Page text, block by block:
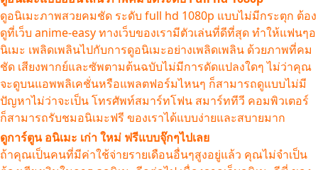
ดูอนิเมะภาพสวยคมชัด ระดับ full hd 1080p แบบไม่มีกระตุก ต้อง
ดูที่เว็บ anime-easy ทางเว็บของเรามีตัวเล่นที่ดีที่สุด ทำให้แฟนๆอ
นิเมะ เพลิดเพลินไปกับการดูอนิเมะอย่างเพลิดเพลิน ด้วยภาพที่คม
ชัด เสียงพากย์และซัพตามต้นฉบับไม่มีการดัดแปลงใดๆ ไม่ว่าคุณ
จะดูบนแอพพลิเคชั่นหรือแพลตฟอร์มไหนๆ ก็สามารถดูแบบไม่มี
ปัญหาไม่ว่าจะเป็น โทรศัพท์สมาร์ทโฟน สมาร์ททีวี คอมพิวเตอร์
ก็สามารถรับชมอนิเมะฟรี ของเราได้แบบง่ายและสบายมาก
ดูการ์ตูน อนิเมะ เก่า ใหม่ ฟรีแบบจุ๊กๆไปเลย
ถ้าคุณเป็นคนที่มีค่าใช้จ่ายรายเดือนอื่นๆสูงอยู่แล้ว คุณไม่จำเป็น